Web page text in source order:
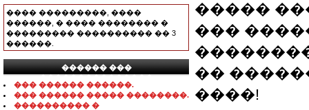
���� ���������, ����
������, � ���� �������� �
��������� ���������� �� 3
������.
������ ���
���������������
��� ������ ������.
��� ������ ����� ��������.
���������� �
�����
���
��
����!